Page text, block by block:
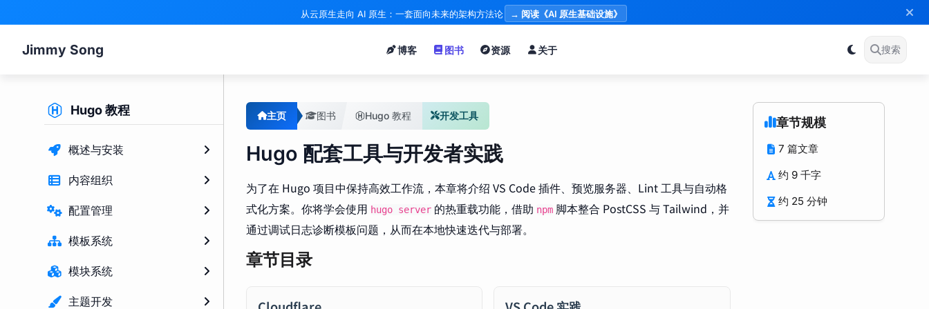
从云原生走向 AI 原生：一套面向未来的架构方法论 → 阅读《AI 原生基础设施》
Jimmy Song 博客 图书 资源 关于 搜索
Hugo 教程
概述与安装
内容组织
配置管理
模板系统
模块系统
主题开发
主页 图书 Hugo 教程 开发工具
Hugo 配套工具与开发者实践
为了在 Hugo 项目中保持高效工作流，本章将介绍 VS Code 插件、预览服务器、Lint 工具与自动格
式化方案。你将学会使用 hugo server 的热重载功能，借助 npm 脚本整合 PostCSS 与 Tailwind，并
通过调试日志诊断模板问题，从而在本地快速迭代与部署。
章节目录
章节规模
7 篇文章
约 9 千字
约 25 分钟